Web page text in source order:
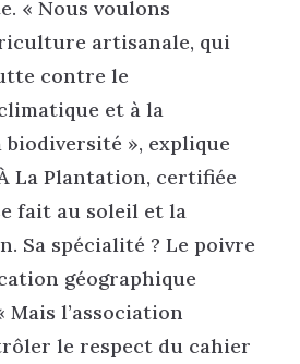
« Nous voulons
artisanale, qui
contre le
et à la
», explique
La Plantation, certifiée
fait au soleil et la
Sa spécialité ? Le poivre
géographique
Mais l’association
le respect du cahier